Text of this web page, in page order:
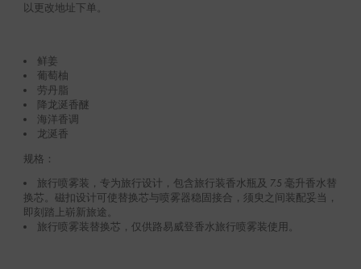
以更改地址下单。
鲜姜
葡萄柚
劳丹脂
降龙涎香醚
海洋香调
龙涎香
规格：
旅行喷雾装，专为旅行设计，包含旅行装香水瓶及 7.5 毫升香水替
换芯。磁扣设计可使替换芯与喷雾器稳固接合，须臾之间装配妥当，
即刻踏上崭新旅途。
旅行喷雾装替换芯，仅供路易威登香水旅行喷雾装使用。